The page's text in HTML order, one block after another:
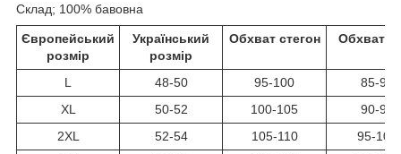
Склад; 100% бавовна
Європейський
розмір
Український
розмір
Обхват стегон Обхват
L 48-50 95-100
85-90
XL
50-52 100-105
90-95
2XL
52-54 105-110
95-100